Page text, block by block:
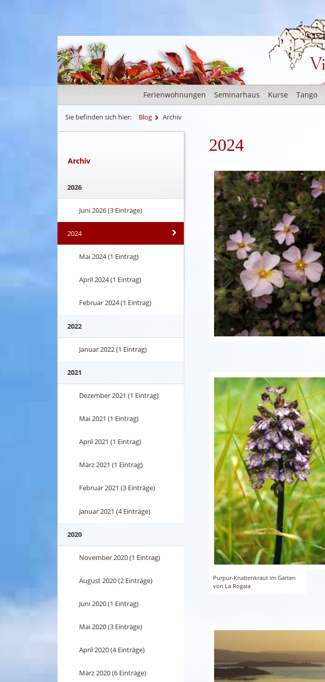
Ferienwohnungen Seminarhaus Kurse Tango
Sie befinden sich hier: Blog Archiv
2024
Purpur-Knabenkraut im Garten
von La Rogaia
Archiv
2026
Juni 2026 (3 Einträge)
2024
Mai 2024 (1 Eintrag)
April 2024 (1 Eintrag)
Februar 2024 (1 Eintrag)
2022
Januar 2022 (1 Eintrag)
2021
Dezember 2021 (1 Eintrag)
Mai 2021 (1 Eintrag)
April 2021 (1 Eintrag)
März 2021 (1 Eintrag)
Februar 2021 (3 Einträge)
Januar 2021 (4 Einträge)
2020
November 2020 (1 Eintrag)
August 2020 (2 Einträge)
Juni 2020 (1 Eintrag)
Mai 2020 (3 Einträge)
April 2020 (4 Einträge)
März 2020 (6 Einträge)